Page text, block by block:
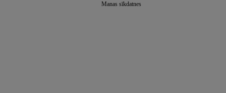
Manas sīkdatnes